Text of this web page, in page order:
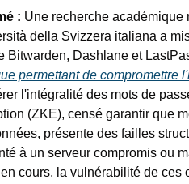
: Une recherche académique
della Svizzera italiana a
Bitwarden, Dashlane et
permettant de compromettre
l'intégralité des mots de
(ZKE), censé garantir que
présente des failles
à un serveur compromis ou
cours, la vulnérabilité de ces